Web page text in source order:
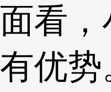
面看，
有优